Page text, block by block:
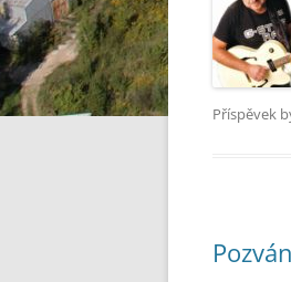
Příspěvek